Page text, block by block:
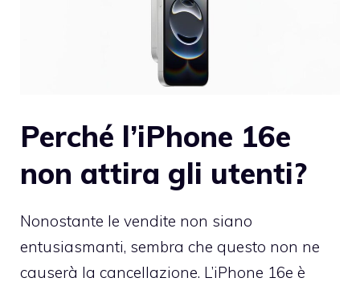
Perché l’iPhone 16e
non attira gli utenti?
Nonostante le vendite non siano
entusiasmanti, sembra che questo non ne
causerà la cancellazione. L’iPhone 16e è